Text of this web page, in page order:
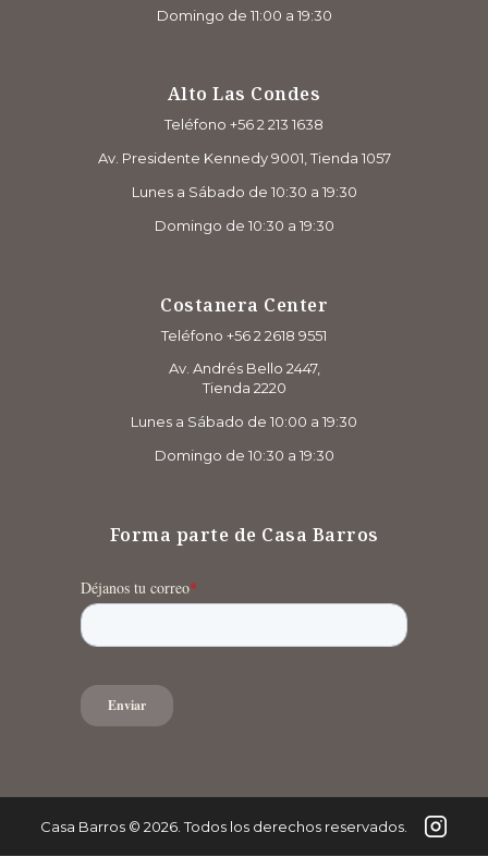
Domingo de 11:00 a 19:30
Alto Las Condes
Teléfono +56 2 213 1638
Av. Presidente Kennedy 9001, Tienda 1057
Lunes a Sábado de 10:30 a 19:30
Domingo de 10:30 a 19:30
Costanera Center
Teléfono +56 2 2618 9551
Av. Andrés Bello 2447,
Tienda 2220
Lunes a Sábado de 10:00 a 19:30
Domingo de 10:30 a 19:30
Forma parte de Casa Barros
Casa Barros© 2026. Todos los derechos reservados.